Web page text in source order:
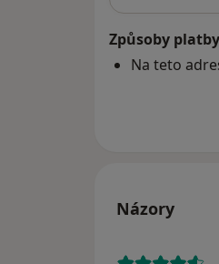
Způsoby
Na teto
Názory